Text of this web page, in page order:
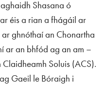
Shasana ó
éis a rian a fhágáil ar
ghnóthaí an Chonartha
ar an bhfód ag an am –
Claidheamh Soluis (ACS).
Gaeil le Bóraigh i